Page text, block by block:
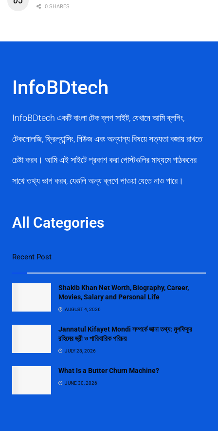
0 SHARES
InfoBDtech
InfoBDtech একটি বাংলা টেক ব্লগ সাইট, যেখানে আমি ব্লগিং,
টেকনোলজি, ফ্রিল্যান্সিং, নিউজ এবং অন্যান্য বিষয়ে সত্যতা বজায় রাখতে
চেষ্টা করব। আমি এই সাইটে প্রকাশ করা পোস্টগুলির মাধ্যমে পাঠকদের
সাথে তথ্য ভাগ করব, যেগুলি অন্য ব্লগে পাওয়া যেতে নাও পারে।
All Categories
Recent Post
Shakib Khan Net Worth, Biography, Career,
Movies, Salary and Personal Life
AUGUST 4, 2026
Jannatul Kifayet Mondi সম্পর্কে জানা তথ্য: মুশফিকুর
রহিমের স্ত্রী ও পারিবারিক পরিচয়
JULY 28, 2026
What Is a Butter Churn Machine?
JUNE 30, 2026